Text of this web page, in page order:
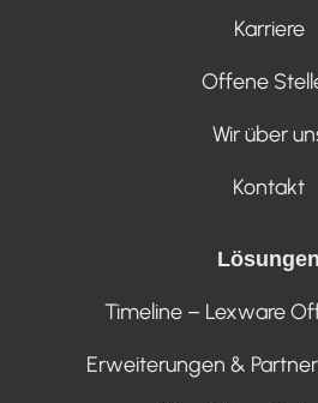
Karriere
Offene
Wir über
Kontakt
Lösungen
Timeline – Lexware
Erweiterungen &